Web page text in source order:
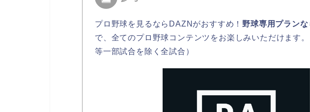
プロ野球を見るならDAZNがおすすめ！ 野球専用プラン
で、全てのプロ野球コンテンツをお楽しみいただけます
等一部試合を除く全試合）